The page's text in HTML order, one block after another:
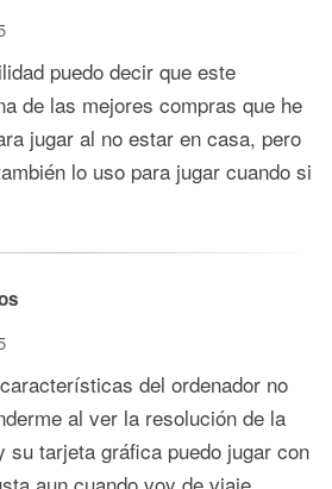
puedo decir que este
de las mejores compras que he
jugar al no estar en casa, pero
lo uso para jugar cuando si
del ordenador no
al ver la resolución de la
su tarjeta gráfica puedo jugar con